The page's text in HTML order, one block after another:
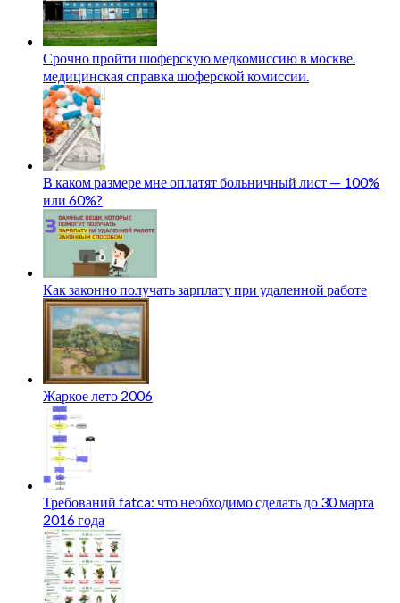
Срочно пройти шоферскую медкомиссию в москве.
медицинская справка шоферской комиссии.
В каком размере мне оплатят больничный лист — 100%
или 60%?
Как законно получать зарплату при удаленной работе
Жаркое лето 2006
Требований fatca: что необходимо сделать до 30 марта
2016 года